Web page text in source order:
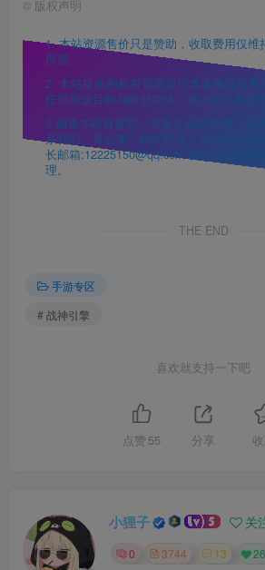
© 版权声明
1. 本站资源售价只是赞助，收取费用仅维
所需。
2. 本站提供的所有资源仅供本地单机参考
任何商业目的与商业用途，请大家不要用
3.如果本站有侵犯、不妥之处的资源，请
系我们。将会第一时间解决！若侵犯到您
长邮箱:12225150@qq.com 我们会在24h
理。
THE END
手游专区
# 战神引擎
喜欢就支持一下吧
点赞 55 分享
小狸子 关
0 3744 13 26